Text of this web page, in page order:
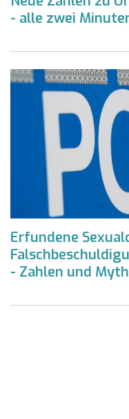
- alle zwei
Erfundene
- Zahlen und